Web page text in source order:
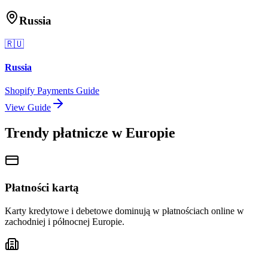
Russia
🇷🇺
Russia
Shopify Payments Guide
View Guide
Trendy płatnicze w Europie
Płatności kartą
Karty kredytowe i debetowe dominują w płatnościach online w
zachodniej i północnej Europie.